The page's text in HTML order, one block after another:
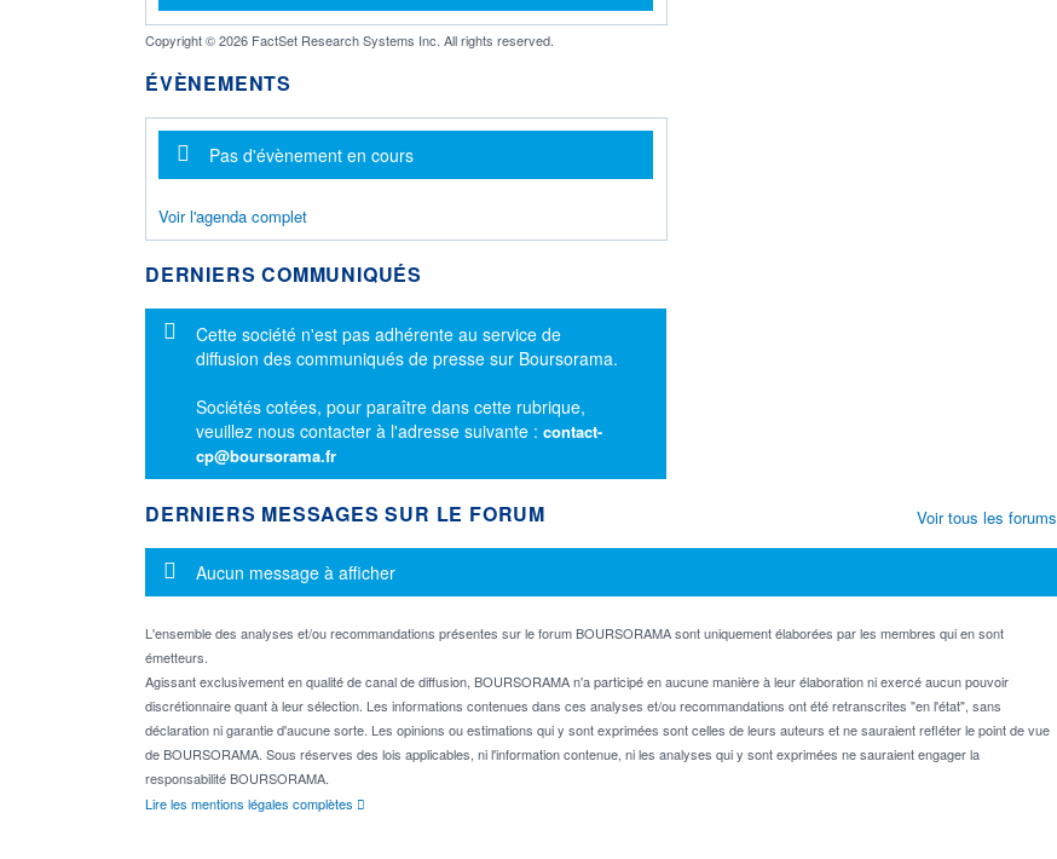
Copyright © 2026 FactSet Research Systems Inc. All rights reserved.
ÉVÈNEMENTS
Message d'information
Pas d'évènement en cours
Voir l'agenda complet
DERNIERS COMMUNIQUÉS
Message d'information
Cette société n'est pas adhérente au service de
diffusion des communiqués de presse sur Boursorama.
Sociétés cotées, pour paraître dans cette rubrique,
veuillez nous contacter à l'adresse suivante : contact-
cp@boursorama.fr
DERNIERS MESSAGES SUR LE FORUM
Message d'information
Aucun message à afficher
L'ensemble des analyses et/ou recommandations présentes sur le forum BOURSORAMA sont uniquement élaborées par les membres qui en sont
émetteurs.
Agissant exclusivement en qualité de canal de diffusion, BOURSORAMA n'a participé en aucune manière à leur élaboration ni exercé aucun pouvoir
discrétionnaire quant à leur sélection. Les informations contenues dans ces analyses et/ou recommandations ont été retranscrites "en l'état", sans
déclaration ni garantie d'aucune sorte. Les opinions ou estimations qui y sont exprimées sont celles de leurs auteurs et ne sauraient refléter le point de vue
de BOURSORAMA. Sous réserves des lois applicables, ni l'information contenue, ni les analyses qui y sont exprimées ne sauraient engager la
responsabilité BOURSORAMA.
Lire les mentions légales complètes
Voir tous les forums